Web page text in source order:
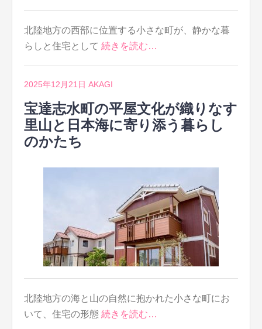
北陸地方の西部に位置する小さな町が、静かな暮
らしと住宅として 続きを読む…
2025年12月21日 AKAGI
宝達志水町の平屋文化が織りなす
里山と日本海に寄り添う暮らし
のかたち
北陸地方の海と山の自然に抱かれた小さな町にお
いて、住宅の形態 続きを読む…